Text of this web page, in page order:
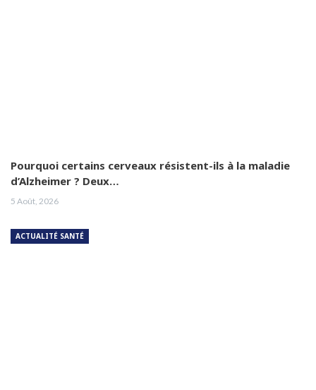
Pourquoi certains cerveaux résistent-ils à la maladie
d’Alzheimer ? Deux…
5 Août, 2026
ACTUALITÉ SANTÉ